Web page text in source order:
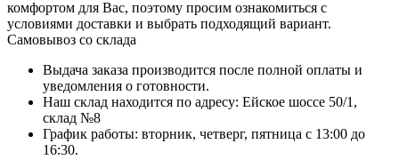
комфортом для Вас, поэтому просим ознакомиться с
условиями доставки и выбрать подходящий вариант.
Самовывоз со склада
Выдача заказа производится после полной оплаты и
уведомления о готовности.
Наш склад находится по адресу: Ейское шоссе 50/1,
склад №8
График работы: вторник, четверг, пятница с 13:00 до
16:30.